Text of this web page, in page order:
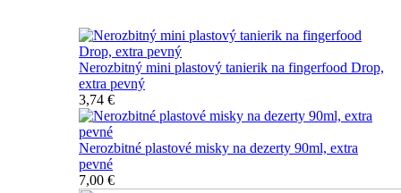
Nerozbitný mini plastový tanierik na fingerfood Drop,
extra pevný
3,74 €
Nerozbitné plastové misky na dezerty 90ml, extra
pevné
7,00 €